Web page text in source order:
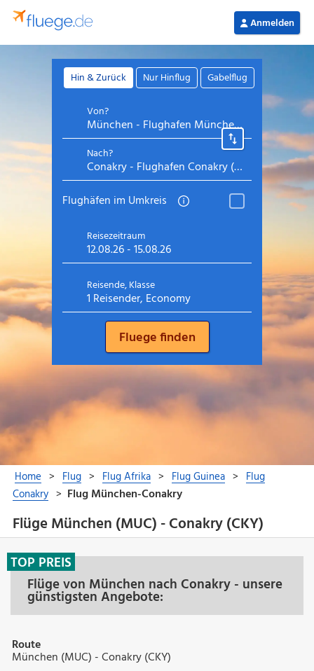
Flüge München (MUC) - Conakry (CKY)
Flüge von München nach Conakry - unsere
günstigsten Angebote:
TOP PREIS
Route
München (MUC) - Conakry (CKY)